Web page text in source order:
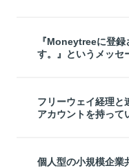
『Moneytreeに登
す。』というメッセ
フリーウェイ経理
アカウントを持って
個人型の小規模企業